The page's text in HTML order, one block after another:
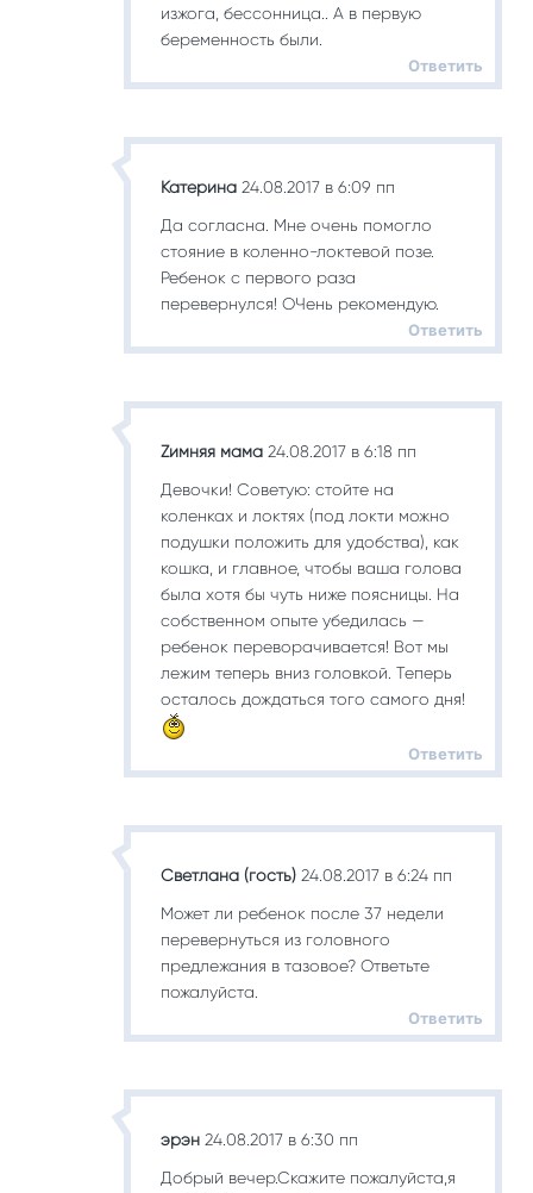
изжога, бессонница.. А в первую
беременность были.
Ответить
Катерина 24.08.2017 в 6:09 пп
Да согласна. Мне очень помогло
стояние в коленно-локтевой позе.
Ребенок с первого раза
перевернулся! ОЧень рекомендую.
Ответить
Zимняя мама 24.08.2017 в 6:18 пп
Девочки! Советую: стойте на
коленках и локтях (под локти можно
подушки положить для удобства), как
кошка, и главное, чтобы ваша голова
была хотя бы чуть ниже поясницы. На
собственном опыте убедилась —
ребенок переворачивается! Вот мы
лежим теперь вниз головкой. Теперь
осталось дождаться того самого дня!
Ответить
Светлана (гость) 24.08.2017 в 6:24 пп
Может ли ребенок после 37 недели
перевернуться из головного
предлежания в тазовое? Ответьте
пожалуйста.
Ответить
эрэн 24.08.2017 в 6:30 пп
Добрый вечер.Скажите пожалуйста,я